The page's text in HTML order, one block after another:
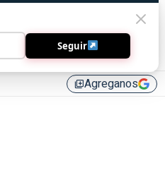
library_addAgreganos
Seguir